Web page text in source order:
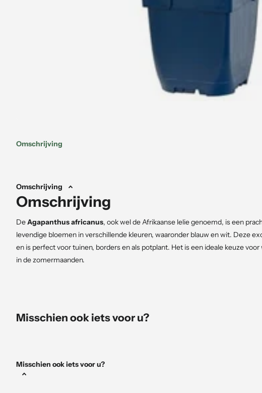
Omschrijving
Omschrijving
Omschrijving
DeAgapanthus africanus, ook wel de Afrikaanse lelie genoemd, is een
levendige bloemen in verschillende kleuren, waaronder blauw en wit. Deze
en is perfect voor tuinen, borders en als potplant. Het is een ideale keuze
in de zomermaanden.
Hoogte en groei
: Bereikt een hoogte van 60-90 cm en vormt stevige,
Blad
: Smal, groen en sierlijk.
Misschien ook iets voor u?
Misschien ook iets voor u?